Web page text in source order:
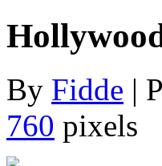
By Fidde |
760 pixels